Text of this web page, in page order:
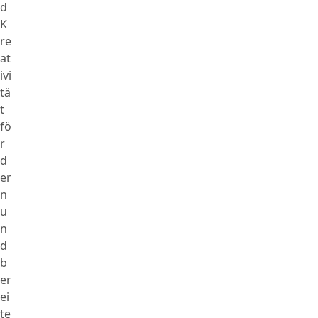
d
K
re
at
ivi
tä
t
fö
r
d
er
n
u
n
d
b
er
ei
te